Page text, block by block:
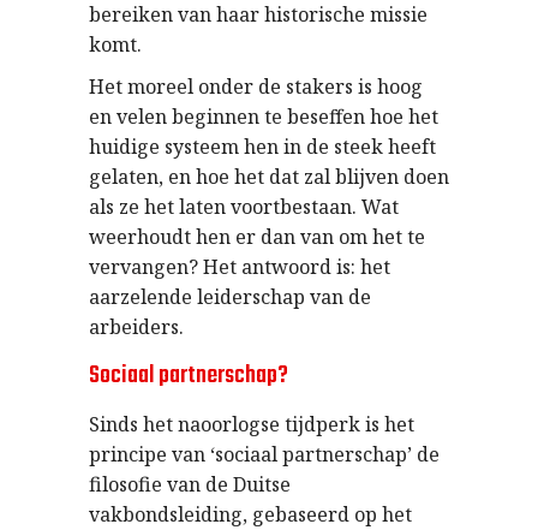
bereiken van haar historische missie
komt.
Het moreel onder de stakers is hoog
en velen beginnen te beseffen hoe het
huidige systeem hen in de steek heeft
gelaten, en hoe het dat zal blijven doen
als ze het laten voortbestaan. Wat
weerhoudt hen er dan van om het te
vervangen? Het antwoord is: het
aarzelende leiderschap van de
arbeiders.
Sociaal partnerschap?
Sinds het naoorlogse tijdperk is het
principe van ‘sociaal partnerschap’ de
filosofie van de Duitse
vakbondsleiding, gebaseerd op het